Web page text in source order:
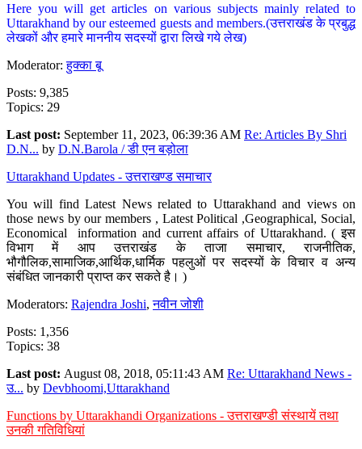
Here you will get articles on various subjects mainly related to
Uttarakhand by our esteemed guests and members.(उत्तराखंड के प्रबुद्ध
लेखकों और हमारे माननीय सदस्यों द्वारा लिखे गये लेख)
Moderator:हुक्का बू
Posts: 9,385
Topics: 29
Last post: September 11, 2023, 06:39:36 AM Re: Articles By Shri
D.N... by D.N.Barola / डी एन बड़ोला
Uttarakhand Updates - उत्तराखण्ड समाचार
You will find Latest News related to Uttarakhand and views on
those news by our members , Latest Political ,Geographical, Social,
Economical information and current affairs of Uttarakhand. ( इस
विभाग में आप उत्तराखंड के ताजा समाचार, राजनीतिक,
भौगौलिक,सामाजिक,आर्थिक,धार्मिक पहलुओं पर सदस्यों के विचार व अन्य
संबंधित जानकारी प्राप्त कर सकते है। )
Moderators: Rajendra Joshi,नवीन जोशी
Posts: 1,356
Topics: 38
Last post: August 08, 2018, 05:11:43 AM Re: Uttarakhand News -
उ... by Devbhoomi,Uttarakhand
Functions by Uttarakhandi Organizations - उत्तराखण्डी संस्थायें तथा
उनकी गतिविधियां